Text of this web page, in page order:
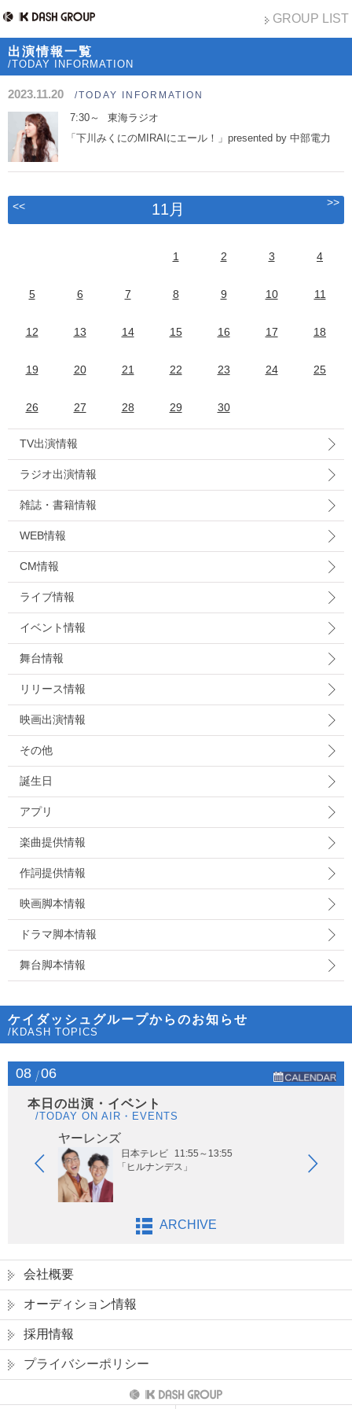
GROUP LIST
出演情報一覧
/TODAY INFORMATION
2023.11.20 /TODAY INFORMATION
7:30～
東海ラジオ
「下川みくにのMIRAIにエール！」presented by 中部電力
<< 11月 >>
1 2 3 4
5 6 7 8 9 10 11
12 13 14 15 16 17 18
19 20 21 22 23 24 25
26 27 28 29 30
TV出演情報
ラジオ出演情報
雑誌・書籍情報
WEB情報
CM情報
ライブ情報
イベント情報
舞台情報
リリース情報
映画出演情報
その他
誕生日
アプリ
楽曲提供情報
作詞提供情報
映画脚本情報
ドラマ脚本情報
舞台脚本情報
ケイダッシュグループからのお知らせ
/KDASH TOPICS
08 06
本日の出演・イベント
/TODAY ON AIR・EVENTS
ヤーレンズ
日本テレビ 11:55～13:55
「ヒルナンデス」
ARCHIVE
会社概要
オーディション情報
採用情報
プライバシーポリシー